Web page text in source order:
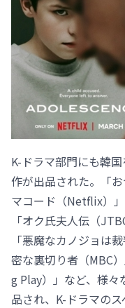
K-ドラマ部門にも韓
作が出品された。「
マコード（Netflix）
「オク氏夫人伝（
「悪魔なカノジョは
密な裏切り者（MBC
g Play）」など、様々
品され、K-ドラマの